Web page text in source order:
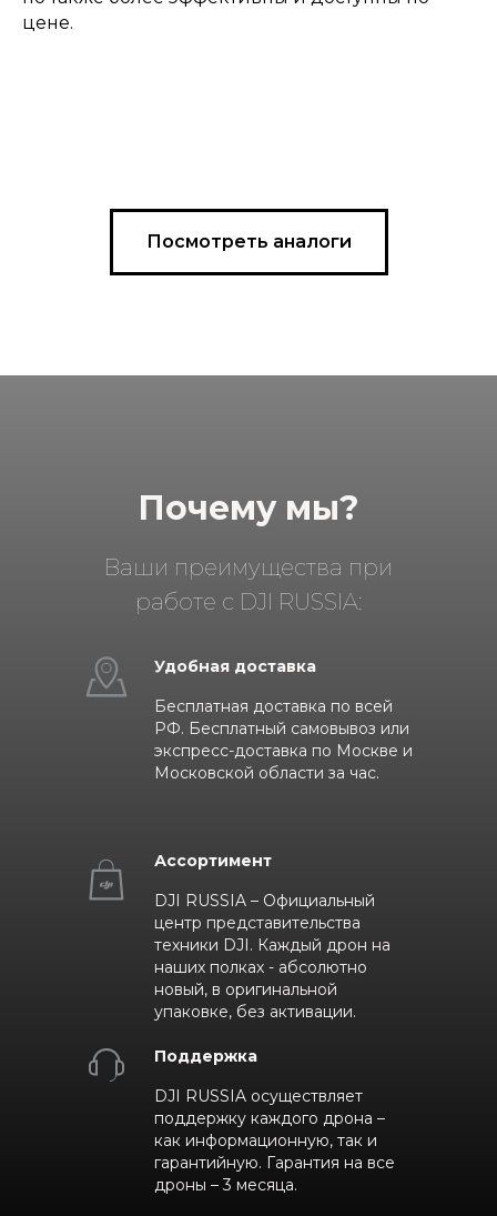
цене.
Посмотреть аналоги
Почему мы?
Ваши преимущества при
работе с DJI RUSSIA:
Удобная доставка
Бесплатная доставка по всей
РФ. Бесплатный самовывоз или
экспресс-доставка по Москве и
Московской области за час.
Ассортимент
DJI RUSSIA – Официальный
центр представительства
техники DJI. Каждый дрон на
наших полках - абсолютно
новый, в оригинальной
упаковке, без активации.
Поддержка
DJI RUSSIA осуществляет
поддержку каждого дрона –
как информационную, так и
гарантийную. Гарантия на все
дроны – 3 месяца.